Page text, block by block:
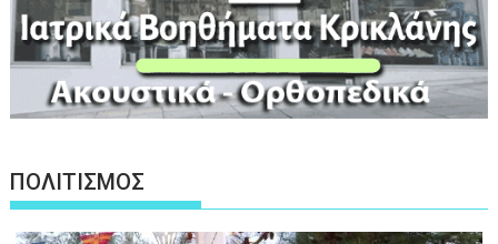
ΠΟΛΙΤΙΣΜΟΣ